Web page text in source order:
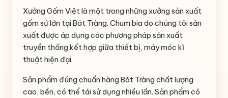
Xưởng Gốm Việt là một trong những xưởng sản xuất
gốm sứ lớn tại Bát Tràng. Chum bia do chúng tôi sản
xuất được áp dụng các phương pháp sản xuất
truyền thống kết hợp giữa thiết bị, máy móc kĩ
thuật hiện đại.
Sản phẩm đúng chuẩn hàng Bát Tràng chất lượng
cao, bền, có thể tái sử dụng nhiều lần. Sản phẩm có